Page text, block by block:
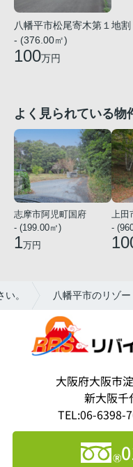
八幡平市松尾寄木第１地割
- (376.00㎡)
100万円
よく見られている物
志摩市阿児町国府
- (199.00㎡)
1万円
上
-
。 八幡平市のリゾ
大阪府大阪市
新大阪千
TEL:06-6398-